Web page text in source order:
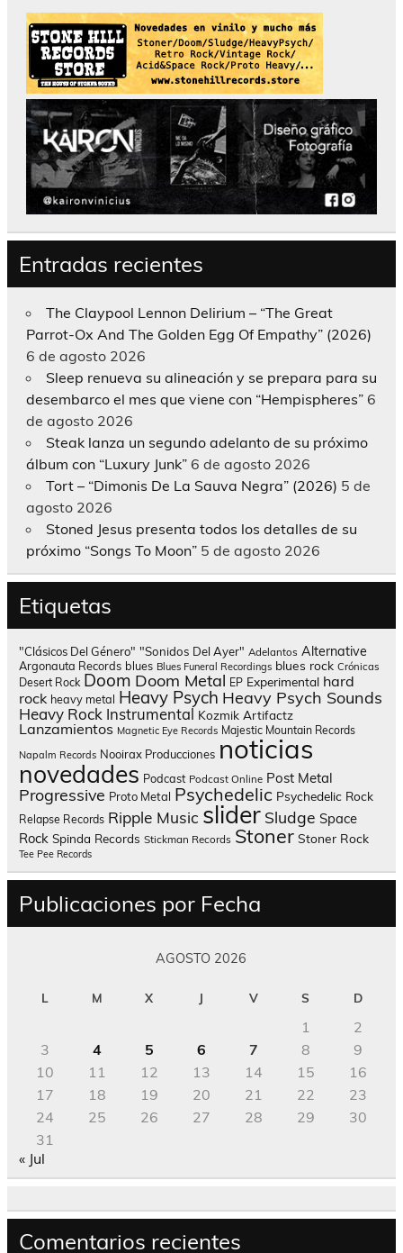
Entradas recientes
The Claypool Lennon Delirium – “The Great
Parrot-Ox And The Golden Egg Of Empathy” (2026)
6 de agosto 2026
Sleep renueva su alineación y se prepara para su
desembarco el mes que viene con “Hempispheres” 6
de agosto 2026
Steak lanza un segundo adelanto de su próximo
álbum con “Luxury Junk” 6 de agosto 2026
Tort – “Dimonis De La Sauva Negra” (2026) 5 de
agosto 2026
Stoned Jesus presenta todos los detalles de su
próximo “Songs To Moon” 5 de agosto 2026
Etiquetas
"Clásicos Del Género" "Sonidos Del Ayer" Adelantos Alternative
Argonauta Records blues Blues Funeral Recordings blues rock Crónicas
Desert Rock Doom Doom Metal EP Experimental hard
rock heavy metal Heavy Psych Heavy Psych Sounds
Heavy Rock Instrumental Kozmik Artifactz
Lanzamientos Magnetic Eye Records Majestic Mountain Records
Napalm Records Nooirax Producciones noticias
novedades Podcast Podcast Online Post Metal
Progressive Proto Metal Psychedelic Psychedelic Rock
Relapse Records Ripple Music slider Sludge Space
Rock Spinda Records Stickman Records Stoner Stoner Rock
Tee Pee Records
Publicaciones por Fecha
AGOSTO 2026
L M X J V S D
1
2
3
4 5 6 7 8
9
10
11 12 13 14 15
16
17
18 19 20 21 22
23
24
25 26 27 28 29
30
31
« Jul
Comentarios recientes